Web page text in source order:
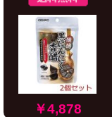
￥4,878